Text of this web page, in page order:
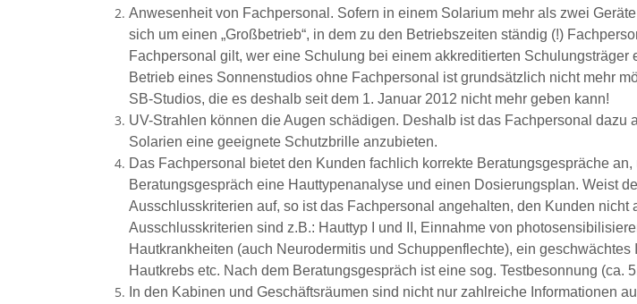
Anwesenheit von Fachpersonal. Sofern in einem Solarium mehr als zwei
sich um einen „Großbetrieb“, in dem zu den Betriebszeiten ständig (!)
Fachpersonal gilt, wer eine Schulung bei einem akkreditierten Schulungsträger
Betrieb eines Sonnenstudios ohne Fachpersonal ist grundsätzlich nicht mehr
SB-Studios, die es deshalb seit dem 1. Januar 2012 nicht mehr geben kann!
UV-Strahlen können die Augen schädigen. Deshalb ist das Fachpersonal dazu
Solarien eine geeignete Schutzbrille anzubieten.
Das Fachpersonal bietet den Kunden fachlich korrekte Beratungsgespräche an,
Beratungsgespräch eine Hauttypenanalyse und einen Dosierungsplan. Weist
Ausschlusskriterien auf, so ist das Fachpersonal angehalten, den Kunden nicht
Ausschlusskriterien sind z.B.: Hauttyp I und II, Einnahme von
Hautkrankheiten (auch Neurodermitis und Schuppenflechte), ein geschwächtes
Hautkrebs etc. Nach dem Beratungsgespräch ist eine sog. Testbesonnung (ca.
In den Kabinen und Geschäftsräumen sind nicht nur zahlreiche Informationen